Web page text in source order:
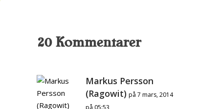
20 Kommentarer
Markus Persson
(Ragowit) på 7 mars, 2014
på 05:53